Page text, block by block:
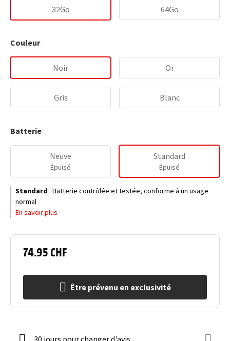
74.95 CHF
Être prévenu en exclusivité
32Go 64Go
Couleur
Noir Or
Gris Blanc
Batterie
Neuve
Épuisé
Standard
Épuisé
Standard : Batterie contrôlée et testée, conforme à un usage
normal
En savoir plus
30 jours pour changer d'avis